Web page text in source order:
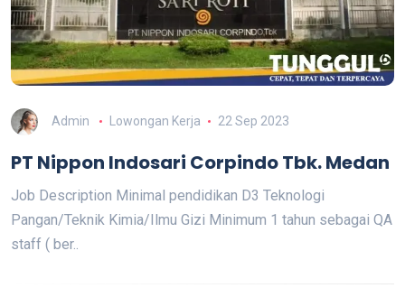
Admin Lowongan Kerja 22 Sep 2023
PT Nippon Indosari Corpindo Tbk. Medan
Job Description Minimal pendidikan D3 Teknologi
Pangan/Teknik Kimia/Ilmu Gizi Minimum 1 tahun sebagai QA
staff ( ber..